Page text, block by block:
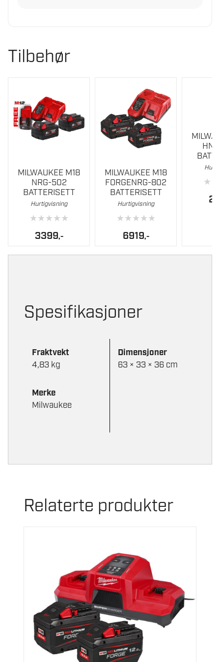
Tilbehør
MILWAUKEE M18
NRG-502
BATTERISETT
Hurtigvisning
★★★★★
3399,-
MILWAUKEE M18
FORGENRG-802
BATTERISETT
Hurtigvisning
★★★★★
6919,-
★
Spesifikasjoner
Fraktvekt
4,83 kg
Dimensjoner
63 × 33 × 36 cm
Merke
Milwaukee
Relaterte produkter